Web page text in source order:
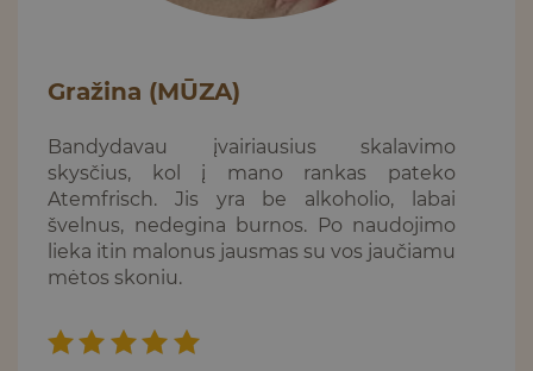
Gražina (MŪZA)
Bandydavau įvairiausius skalavimo
skysčius, kol į mano rankas pateko
Atemfrisch. Jis yra be alkoholio, labai
švelnus, nedegina burnos. Po naudojimo
lieka itin malonus jausmas su vos jaučiamu
mėtos skoniu.